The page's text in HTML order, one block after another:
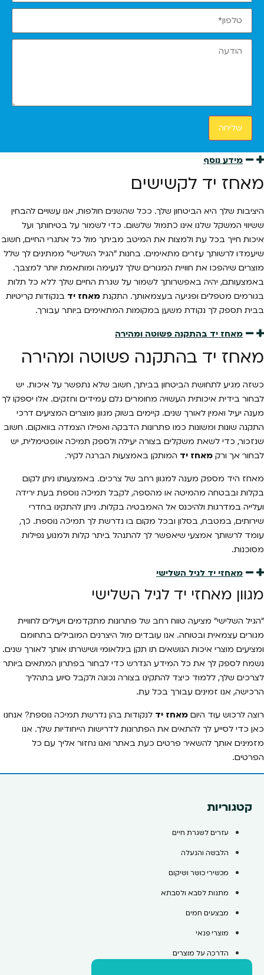
שליחה
מידע נוסף
מאחז יד לקשישים
היציבות שלך היא הביטחון שלך. ככל שהשנים חולפות, אנו עשויים להבחין
ששיווי המשקל שלנו אינו כתמול שלשום. כדי לשמור על בטיחותך ועל
איכות חייך בכל עת ולמצות את המיטב מביתך מול כל אתגרי החיים, חשוב
שיעמדו לרשותך עזרים מתאימים. בחנות "הגיל השלישי" ממתינים לך שלל
מוצרים שיהפכו את חוויית המגורים שלך לנעימה ומותאמת יותר למצבך.
באמצעותם, יהיה באפשרותך לשמור על שגרת החיים שלך ללא כל תלות
בגורמים מטפלים ופגיעה בעצמאותך. התקנת מאחז יד בנקודות קריטיות
בבית תספק לך נקודת משען במקומות המתאימים ביותר עבורך.
מאחז יד בהתקנה פשוטה ומהירה
מאחז יד בהתקנה פשוטה ומהירה
כשזה מגיע לתחושת הביטחון בביתך, חשוב שלא נתפשר על איכות. יש
לבחור בידית איכותית העשויה מחומרים גלם עמידים וחזקים. אלו יספקו לך
מענה יעיל ואמין לאורך שנים. קיימים בשוק מגוון מוצרים המציעים דרכי
התקנה שונות ומשונות כמו פתרונות הדבקה ואפילו הצמדה בוואקום. חשוב
שנזכור, כדי לשאת משקלים בצורה יעילה ולספק תמיכה אופטימלית, יש
לבחור אך ורק מאחז יד המותקן באמצעות הברגה לקיר.
מאחז היד מספק מענה למגוון רחב של צרכים. באמצעותו ניתן לקום
בקלות ובבטחה מהמיטה או מהספה, לקבל תמיכה נוספת בעת ירידה
ועלייה במדרגות ולהיכנס אל האמבטיה בקלות. ניתן להתקינו בחדרי
שירותים, במטבח, בסלון ובכל מקום בו נדרשת לך תמיכה נוספת. כך,
עומד לרשותך אמצעי שיאפשר לך להתנהל ביתר קלות ולמנוע נפילות
מסוכנות.
מאחזי יד לגיל השלישי
מגוון מאחזי יד לגיל השלישי
"הגיל השלישי" מציעה טווח רחב של פתרונות מתקדמים ויעילים לחוויית
מגורים עצמאית ובטוחה. אנו עובדים מול היצרנים המובילים בתחומם
ומציעים מוצרי איכות הנושאים תו תקן בינלאומי ושישרתו אותך לאורך שנים.
נשמח לספק לך את כל המידע הנדרש כדי לבחור בפתרון המתאים ביותר
לצרכים שלך, ללמוד כיצד להתקינו בצורה נכונה ולקבל סיוע בתהליך
הרכישה, אנו זמינים עבורך בכל עת.
רוצה לרכוש עוד היום מאחז יד לנקודות בהן נדרשת תמיכה נוספת? אנחנו
כאן כדי לסייע לך להתאים את הפתרונות לדרישות הייחודיות שלך. אנו
מזמינים אותך להשאיר פרטים כעת באתר ואנו נחזור אליך עם כל
הפרטים.
קטגוריות
עזרים לשגרת חיים
הלבשה והנעלה
מכשירי כושר ושיקום
מתנות לסבא ולסבתא
מבצעים חמים
מוצרי פנאי
הדרכה על מוצרים